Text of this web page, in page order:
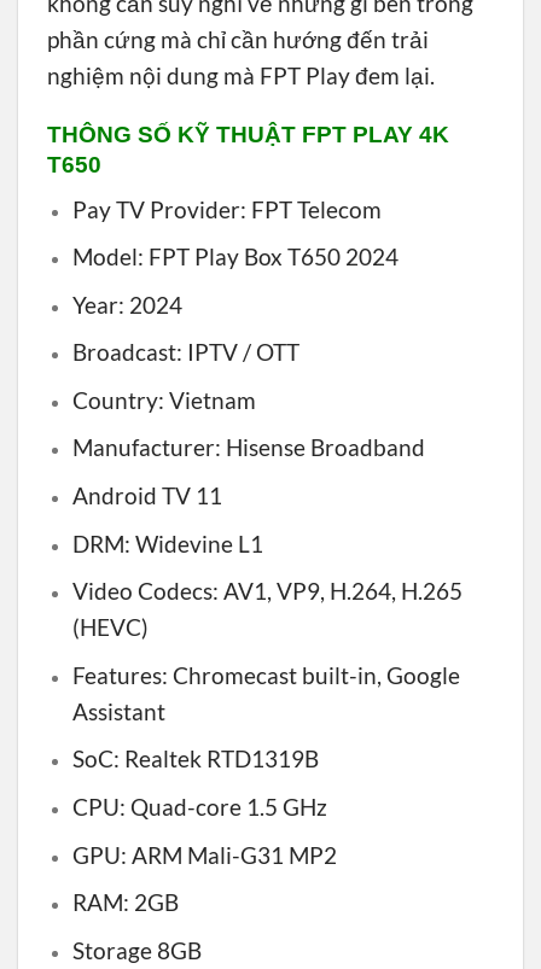
phần cứng mà chỉ cần hướng đến trải
nghiệm nội dung mà FPT Play đem lại.
THÔNG SỐ KỸ THUẬT FPT PLAY 4K
T650
Pay TV Provider: FPT Telecom
Model: FPT Play Box T650 2024
Year: 2024
Broadcast: IPTV / OTT
Country: Vietnam
Manufacturer: Hisense Broadband
Android TV 11
DRM: Widevine L1
Video Codecs: AV1, VP9, H.264, H.265
(HEVC)
Features: Chromecast built-in, Google
Assistant
SoC: Realtek RTD1319B
CPU: Quad-core 1.5 GHz
GPU: ARM Mali-G31 MP2
RAM: 2GB
Storage 8GB